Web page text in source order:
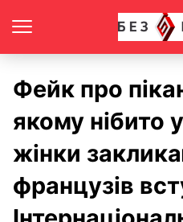
Фейк про
якому нібито
жінки
французів